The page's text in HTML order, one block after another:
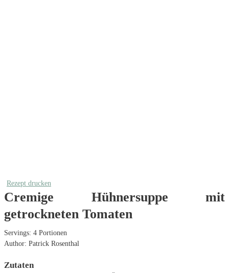
Rezept drucken
Cremige Hühnersuppe mit
getrockneten Tomaten
Servings: 4 Portionen
Author: Patrick Rosenthal
Zutaten